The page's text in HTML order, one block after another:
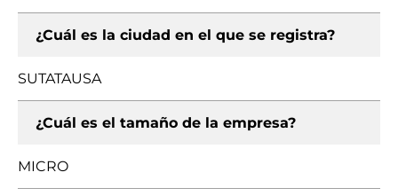
¿Cuál es la ciudad en el que se registra?
SUTATAUSA
¿Cuál es el tamaño de la empresa?
MICRO